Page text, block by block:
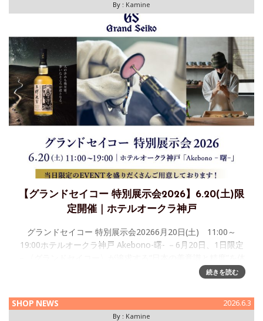
By : Kamine
【グランドセイコー 特別展示会2026】6.20(土)限
定開催｜ホテルオークラ神戸
グランドセイコー 特別展示会20266月20日(土) 11:00～
19:00ホテルオークラ神戸 Akebono-曙- －6月20日、1日限定
続きを読む
SHOP NEWS 2026.6.3
By : Kamine